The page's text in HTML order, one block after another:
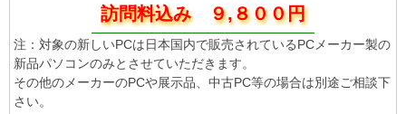
訪問料込み ９,８００円
注：対象の新しいPCは日本国内で販売されているPCメーカー製の
新品パソコンのみとさせていただきます。
その他のメーカーのPCや展示品、中古PC等の場合は別途ご相談下
さい。